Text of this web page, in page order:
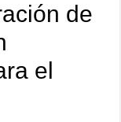
de
el